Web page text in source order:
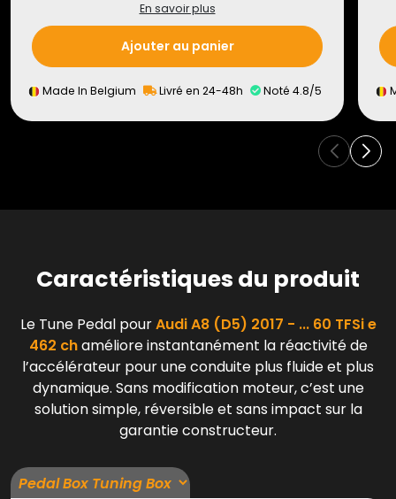
En savoir plus
Ajouter au panier
Made In Belgium Livré en 24-48h Noté 4.8/5
Caractéristiques du produit
Le Tune Pedal pourAudi A8 (D5) 2017 - ... 60 TFSi e
462 chaméliore instantanément la réactivité de
l’accélérateur pour une conduite plus fluide et plus
dynamique. Sans modification moteur, c’est une
solution simple, réversible et sans impact sur la
garantie constructeur.